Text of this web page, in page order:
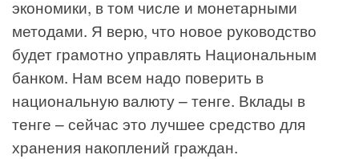
экономики, в том числе и монетарными
методами. Я верю, что новое руководство
будет грамотно управлять Национальным
банком. Нам всем надо поверить в
национальную валюту – тенге. Вклады в
тенге – сейчас это лучшее средство для
хранения накоплений граждан.